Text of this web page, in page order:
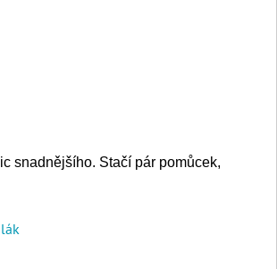
snadnějšího. Stačí pár pomůcek,